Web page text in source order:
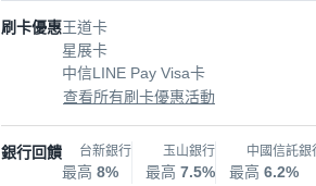
刷卡優惠王道卡
星展卡
中信LINE Pay Visa卡
查看所有刷卡優惠活動
銀行回饋 台新銀行
最高 8%
玉山銀行
最高 7.5%
中國信託銀
最高 6.2%